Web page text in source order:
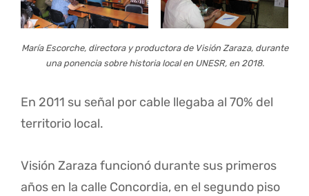
María Escorche, directora y productora de Visión Zaraza, durante
una ponencia sobre historia local en UNESR, en 2018.
En 2011 su señal por cable llegaba al 70% del
territorio local.
Visión Zaraza funcionó durante sus primeros
años en la calle Concordia, en el segundo piso